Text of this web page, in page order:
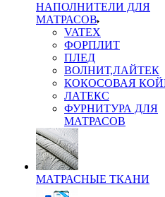
НАПОЛНИТЕЛИ ДЛЯ
МАТРАСОВ
VATEX
ФОРПЛИТ
ПЛЕД
ВОЛНИТ,ЛАЙТЕК
КОКОСОВАЯ
ЛАТЕКС
ФУРНИТУРА ДЛЯ
МАТРАСОВ
МАТРАСНЫЕ ТКАНИ